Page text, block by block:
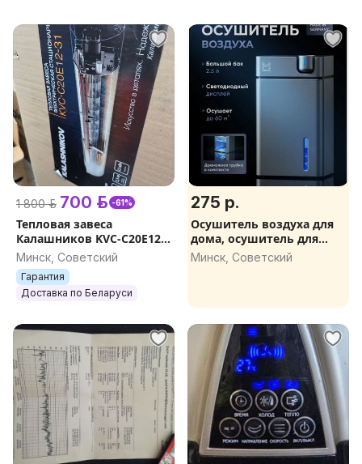
1 800 р. 700 р. -61%
Тепловая завеса
Калашников KVС-C20E12-
31
Минск, Советский
Гарантия
Доставка по Беларуси
275 р.
Осушитель воздуха для
дома, осушитель для
квартиры M&MCo
Минск, Советский